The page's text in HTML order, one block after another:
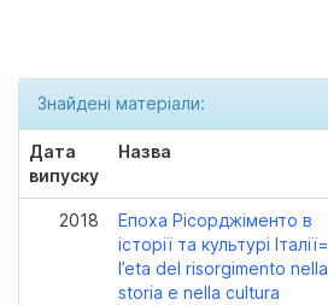
Знайдені матеріали:
Дата
випуску
Назва
2018
Епоха Рісорджіменто в
історії та культурі Італії=
l’eta del risorgimento nella
storia e nella cultura